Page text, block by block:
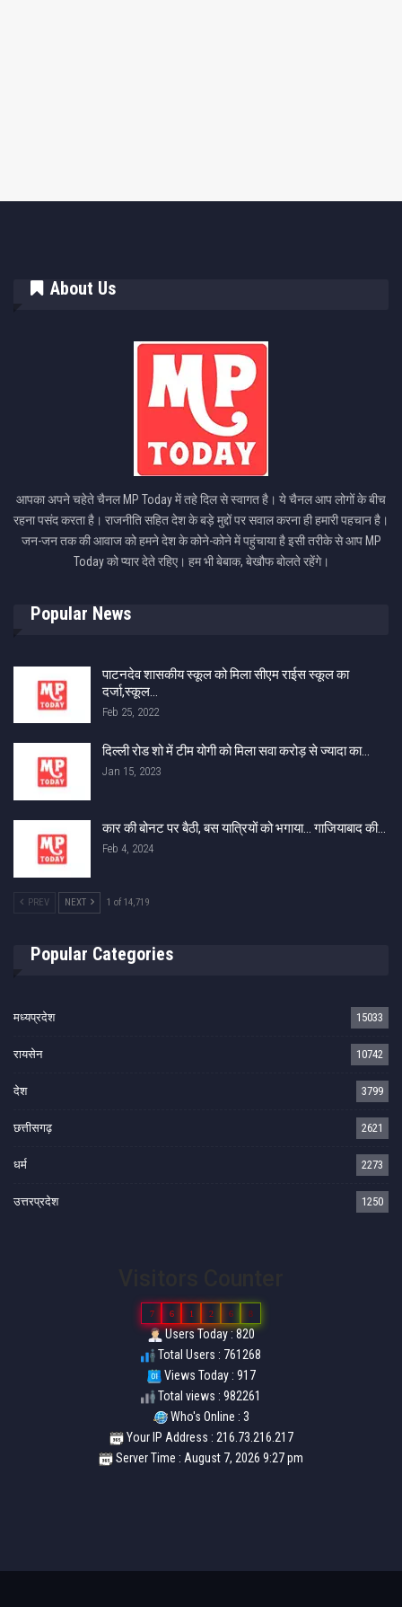
About Us
आपका अपने चहेते चैनल MP Today में तहे दिल से स्वागत है। ये चैनल आप लोगों के बीच
रहना पसंद करता है। राजनीति सहित देश के बड़े मुद्दों पर सवाल करना ही हमारी पहचान है।
जन-जन तक की आवाज को हमने देश के कोने-कोने में पहुंचाया है इसी तरीके से आप MP
Today को प्यार देते रहिए। हम भी बेबाक, बेखौफ बोलते रहेंगे।
Popular News
पाटनदेव शासकीय स्कूल को मिला सीएम राईस स्कूल का
दर्जा,स्कूल…
Feb 25, 2022
दिल्ली रोड शो में टीम योगी को मिला सवा करोड़ से ज्यादा का…
Jan 15, 2023
कार की बोनट पर बैठी, बस यात्रियों को भगाया… गाजियाबाद की…
Feb 4, 2024
PREV NEXT 1 of 14,719
Popular Categories
मध्यप्रदेश 15033
रायसेन 10742
देश 3799
छत्तीसगढ़ 2621
धर्म 2273
उत्तरप्रदेश 1250
7 6 1 2 6 8
Users Today : 820
Total Users : 761268
Views Today : 917
Total views : 982261
Who's Online : 3
Your IP Address : 216.73.216.217
Server Time : August 7, 2026 9:27 pm